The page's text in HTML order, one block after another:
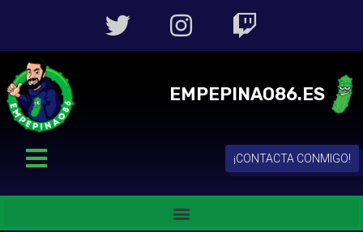
EMPEPINAO86.ES
¡CONTACTA CONMIGO!